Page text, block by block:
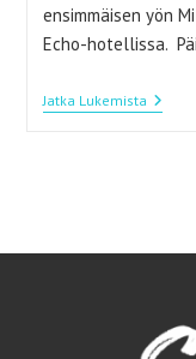
ensimmäisen yön
Echo-hotellissa.
Jatka LukemistaBaroloa
Ja